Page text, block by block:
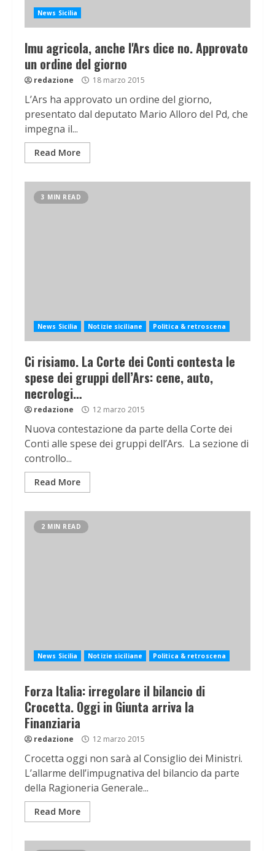
News Sicilia
Imu agricola, anche l'Ars dice no. Approvato
un ordine del giorno
redazione 18 marzo 2015
L’Ars ha approvato un ordine del giorno,
presentato dal deputato Mario Alloro del Pd, che
impegna il...
Read More
3 MIN READ
News Sicilia Notizie siciliane Politica & retroscena
Ci risiamo. La Corte dei Conti contesta le
spese dei gruppi dell’Ars: cene, auto,
necrologi…
redazione 12 marzo 2015
Nuova contestazione da parte della Corte dei
Conti alle spese dei gruppi dell’Ars. La sezione di
controllo...
Read More
2 MIN READ
News Sicilia Notizie siciliane Politica & retroscena
Forza Italia: irregolare il bilancio di
Crocetta. Oggi in Giunta arriva la
Finanziaria
redazione 12 marzo 2015
Crocetta oggi non sarà al Consiglio dei Ministri.
L’allarme dell’impugnativa del bilancio da parte
della Ragioneria Generale...
Read More